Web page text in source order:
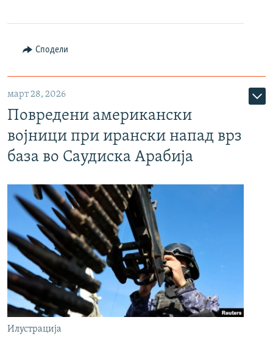
Сподели
март 28, 2026
Повредени американски
војници при ирански напад врз
база во Саудиска Арабија
Илустрација